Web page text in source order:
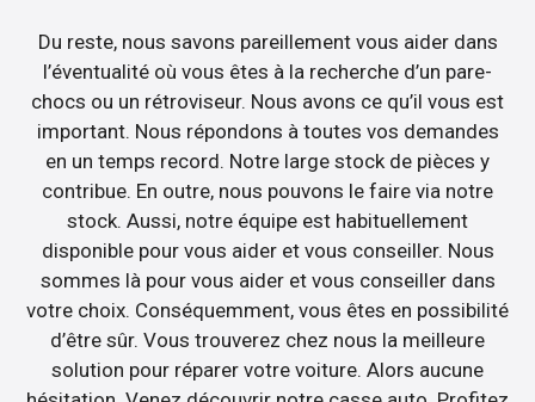
Du reste, nous savons pareillement vous aider dans
l’éventualité où vous êtes à la recherche d’un pare-
chocs ou un rétroviseur. Nous avons ce qu’il vous est
important. Nous répondons à toutes vos demandes
en un temps record. Notre large stock de pièces y
contribue. En outre, nous pouvons le faire via notre
stock. Aussi, notre équipe est habituellement
disponible pour vous aider et vous conseiller. Nous
sommes là pour vous aider et vous conseiller dans
votre choix. Conséquemment, vous êtes en possibilité
d’être sûr. Vous trouverez chez nous la meilleure
solution pour réparer votre voiture. Alors aucune